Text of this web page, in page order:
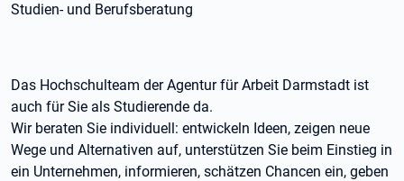
Studien- und Berufsberatung
Das Hochschulteam der Agentur für Arbeit Darmstadt ist
auch für Sie als Studierende da.
Wir beraten Sie individuell: entwickeln Ideen, zeigen neue
Wege und Alternativen auf, unterstützen Sie beim Einstieg in
ein Unternehmen, informieren, schätzen Chancen ein, geben